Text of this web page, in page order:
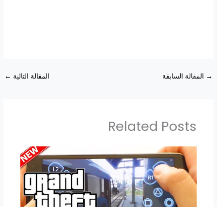
→ المقالة السابقة المقالة التالية ←
Related Posts